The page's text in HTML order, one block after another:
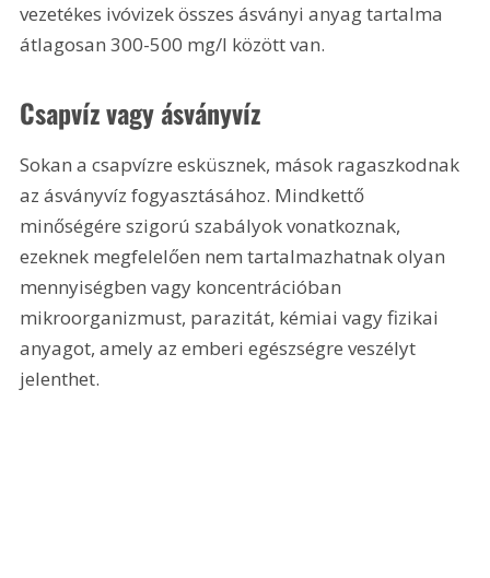
vezetékes ivóvizek összes ásványi anyag tartalma
átlagosan 300-500 mg/l között van.
Csapvíz vagy ásványvíz
Sokan a csapvízre esküsznek, mások ragaszkodnak
az ásványvíz fogyasztásához. Mindkettő
minőségére szigorú szabályok vonatkoznak,
ezeknek megfelelően nem tartalmazhatnak olyan
mennyiségben vagy koncentrációban
mikroorganizmust, parazitát, kémiai vagy fizikai
anyagot, amely az emberi egészségre veszélyt
jelenthet.